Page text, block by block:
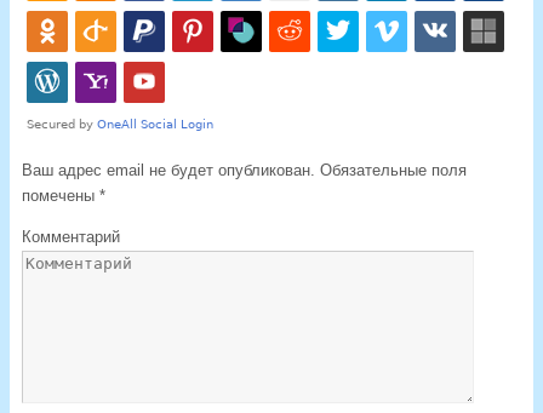
Ваш адрес email не будет опубликован. Обязательные поля
помечены *
Комментарий